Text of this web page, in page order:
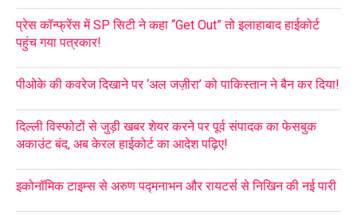
प्रेस कॉन्फ्रेंस में SP सिटी ने कहा “Get Out” तो इलाहाबाद हाईकोर्ट
पहुंच गया पत्रकार!
पीओके की कवरेज दिखाने पर ‘अल जज़ीरा’ को पाकिस्तान ने बैन कर दिया!
दिल्ली विस्फोटों से जुड़ी खबर शेयर करने पर पूर्व संपादक का फेसबुक
अकाउंट बंद, अब केरल हाईकोर्ट का आदेश पढ़िए!
इकोनॉमिक टाइम्स से अरुण पद्मनाभन और रायटर्स से निखिन की नई पारी